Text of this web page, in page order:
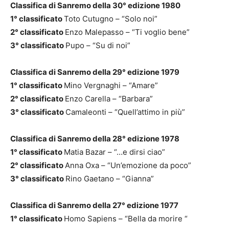
Classifica di Sanremo della 30° edizione 1980
1° classificatoToto Cutugno – “Solo noi”
2° classificato Enzo Malepasso – “Ti voglio bene”
3° classificato Pupo – “Su di noi”
Classifica di Sanremo della 29° edizione 1979
1° classificato Mino Vergnaghi – “Amare”
2° classificato Enzo Carella – “Barbara”
3° classificato Camaleonti – “Quell’attimo in più”
Classifica di Sanremo della 28° edizione 1978
1° classificato Matia Bazar – “…e dirsi ciao”
2° classificatoAnna Oxa – “Un’emozione da poco”
3° classificato Rino Gaetano – “Gianna”
Classifica di Sanremo della 27° edizione 1977
1° classificato Homo Sapiens – “Bella da morire “